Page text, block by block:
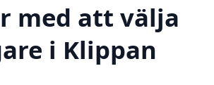
med att välja
i Klippan